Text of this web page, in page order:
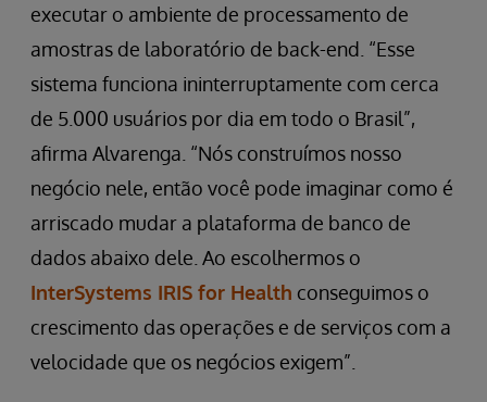
executar o ambiente de processamento de
amostras de laboratório de back-end. “Esse
sistema funciona ininterruptamente com cerca
de 5.000 usuários por dia em todo o Brasil”,
afirma Alvarenga. “Nós construímos nosso
negócio nele, então você pode imaginar como é
arriscado mudar a plataforma de banco de
dados abaixo dele. Ao escolhermos o
InterSystems IRIS for Health conseguimos o
crescimento das operações e de serviços com a
velocidade que os negócios exigem”.